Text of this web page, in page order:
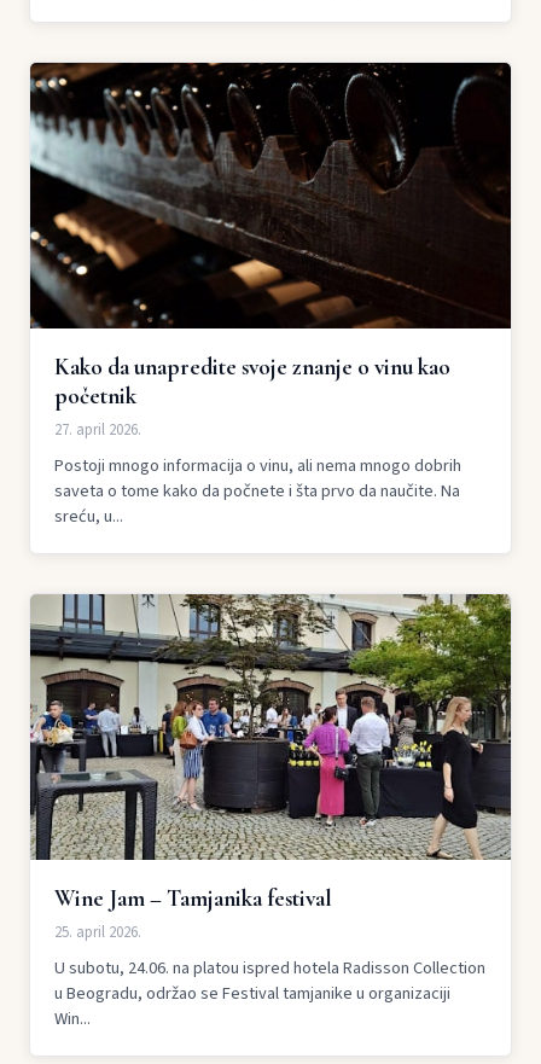
Kako da unapredite svoje znanje o vinu kao
početnik
27. april 2026.
Postoji mnogo informacija o vinu, ali nema mnogo dobrih
saveta o tome kako da počnete i šta prvo da naučite. Na
sreću, u...
Wine Jam – Tamjanika festival
25. april 2026.
U subotu, 24.06. na platou ispred hotela Radisson Collection
u Beogradu, održao se Festival tamjanike u organizaciji
Win...